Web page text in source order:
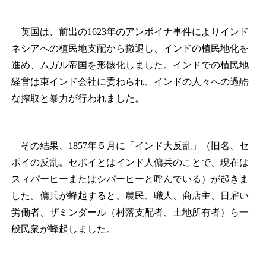
英国は、前出の1623年のアンボイナ事件によりインド
ネシアへの植民地支配から撤退し、インドの植民地化を
進め、ムガル帝国を形骸化しました。インドでの植民地
経営は東インド会社に委ねられ、インドの人々への過酷
な搾取と暴力が行われました。
その結果、1857年５月に「インド大反乱」（旧名、セ
ポイの反乱。セポイとはインド人傭兵のことで、現在は
スィパーヒーまたはシパーヒーと呼んでいる）が起きま
した。傭兵が蜂起すると、農民、職人、商店主、日雇い
労働者、ザミンダール（村落支配者、土地所有者）ら一
般民衆が蜂起しました。